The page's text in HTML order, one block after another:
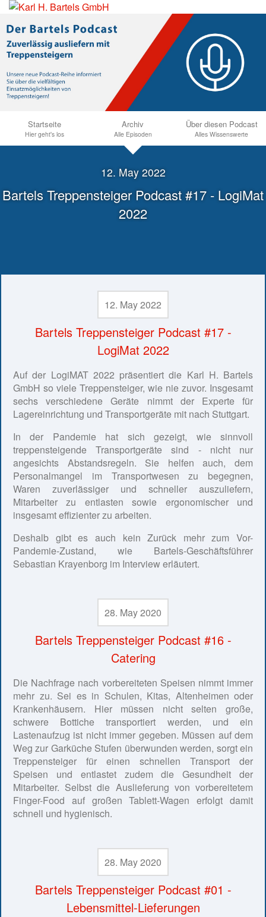
Startseite
Hier geht's los
Archiv
Alle Episoden
Über diesen Podcast
Alles Wissenswerte
12. May 2022
Bartels Treppensteiger Podcast #17 - LogiMat
2022
12. May 2022
Bartels Treppensteiger Podcast #17 -
LogiMat 2022
Auf der LogiMAT 2022 präsentiert die Karl H. Bartels
GmbH so viele Treppensteiger, wie nie zuvor. Insgesamt
sechs verschiedene Geräte nimmt der Experte für
Lagereinrichtung und Transportgeräte mit nach Stuttgart.
In der Pandemie hat sich gezeigt, wie sinnvoll
treppensteigende Transportgeräte sind - nicht nur
angesichts Abstandsregeln. Sie helfen auch, dem
Personalmangel im Transportwesen zu begegnen,
Waren zuverlässiger und schneller auszuliefern,
Mitarbeiter zu entlasten sowie ergonomischer und
insgesamt effizienter zu arbeiten.
Deshalb gibt es auch kein Zurück mehr zum Vor-
Pandemie-Zustand, wie Bartels-Geschäftsführer
Sebastian Krayenborg im Interview erläutert.
28. May 2020
Bartels Treppensteiger Podcast #16 -
Catering
Die Nachfrage nach vorbereiteten Speisen nimmt immer
mehr zu. Sei es in Schulen, Kitas, Altenheimen oder
Krankenhäusern. Hier müssen nicht selten große,
schwere Bottiche transportiert werden, und ein
Lastenaufzug ist nicht immer gegeben. Müssen auf dem
Weg zur Garküche Stufen überwunden werden, sorgt ein
Treppensteiger für einen schnellen Transport der
Speisen und entlastet zudem die Gesundheit der
Mitarbeiter. Selbst die Auslieferung von vorbereitetem
Finger-Food auf großen Tablett-Wagen erfolgt damit
schnell und hygienisch.
28. May 2020
Bartels Treppensteiger Podcast #01 -
Lebensmittel-Lieferungen